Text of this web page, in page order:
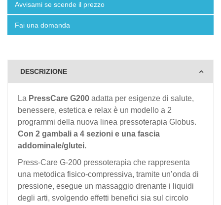
Avvisami se scende il prezzo
Fai una domanda
DESCRIZIONE
La PressCare G200 adatta per esigenze di salute,
benessere, estetica e relax è un modello a 2
programmi della nuova linea pressoterapia Globus.
Con 2 gambali a 4 sezioni e una fascia
addominale/glutei.
Press-Care G-200 pressoterapia che rappresenta
una metodica fisico-compressiva, tramite un’onda di
pressione, esegue un massaggio drenante i liquidi
degli arti, svolgendo effetti benefici sia sul circolo